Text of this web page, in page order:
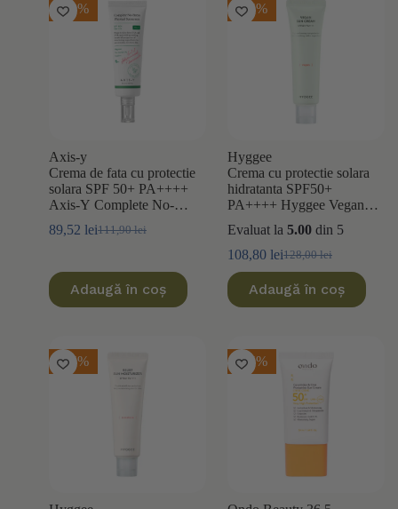
-20%
Axis-y
Crema de fata cu protectie
solara SPF 50+ PA++++
Axis-Y Complete No-
111,90lei
Prețul
a
fost:
111,90 lei.
89,52 leiPrețul
este:
89,52 lei.
Adaugă în coș
-15%
Hyggee
Crema cu protectie solara
hidratanta SPF50+
PA++++ Hyggee Vegan
Evaluat la 5.00 din 5
128,00lei
Prețul
a
fost:
108,80 leiPrețul
este:
108,80 lei.
Adaugă în coș
-15% -15%